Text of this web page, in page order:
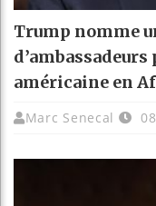
Trump nomme
américaine en
Marc Senecal